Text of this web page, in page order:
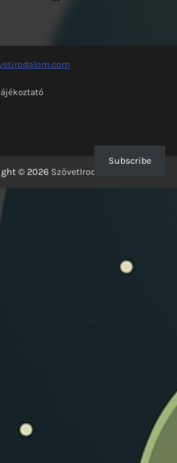
© 2026 SzövetIrodalom
Subscribe